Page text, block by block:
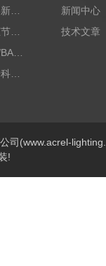
Acrel-2000MG新能源消纳安科瑞微电网能量管理系统
ATE800配电柜节点无线测温/表带捆绑/无源感应取电
ANSNP70-0.4/BANSNP中线安防保护器 治理三相不平衡
Acrel-2000E安科瑞Acrel配电室综合监控系统
新闻中心
技术文章
司(www.acrel-
!